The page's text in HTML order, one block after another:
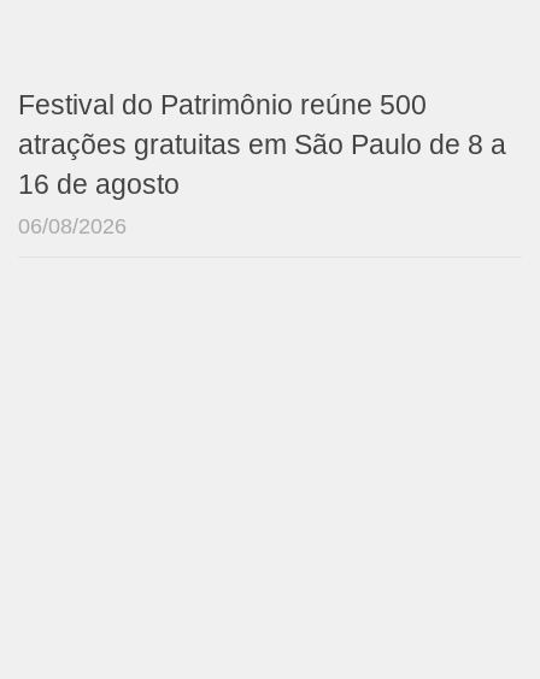
Festival do Patrimônio reúne 500
atrações gratuitas em São Paulo de 8 a
16 de agosto
06/08/2026